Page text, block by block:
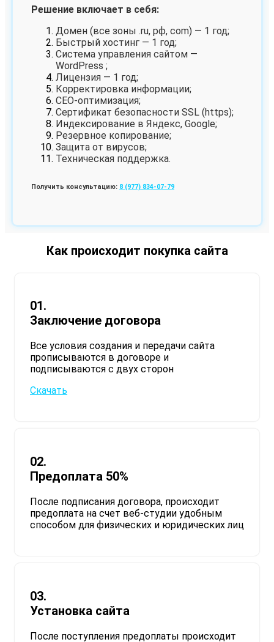
Решение включает в себя:
Домен (все зоны .ru, рф, com) — 1 год;
Быстрый хостинг — 1 год;
Система управления сайтом —
WordPress ;
Лицензия — 1 год;
Корректировка информации;
СЕО-оптимизация;
Сертификат безопасности SSL (https);
Индексирование в Яндекс, Google;
Резервное копирование;
Защита от вирусов;
Техническая поддержка.
Получить консультацию: 8 (977) 834-07-79
Как происходит покупка сайта
01.
Заключение договора
Все условия создания и передачи сайта
прописываются в договоре и
подписываются с двух сторон​
Скачать
02.
Предоплата 50%
После подписания договора, происходит
предоплата на счет веб-студии удобным
способом для физических и юридических лиц
03.
Установка сайта
После поступления предоплаты происходит